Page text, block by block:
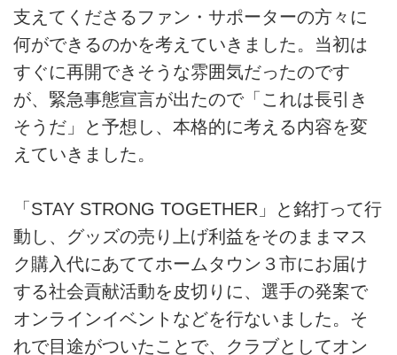
支えてくださるファン・サポーターの方々に
何ができるのかを考えていきました。当初は
すぐに再開できそうな雰囲気だったのです
が、緊急事態宣言が出たので「これは長引き
そうだ」と予想し、本格的に考える内容を変
えていきました。
「STAY STRONG TOGETHER」と銘打って行
動し、グッズの売り上げ利益をそのままマス
ク購入代にあててホームタウン３市にお届け
する社会貢献活動を皮切りに、選手の発案で
オンラインイベントなどを行ないました。そ
れで目途がついたことで、クラブとしてオン